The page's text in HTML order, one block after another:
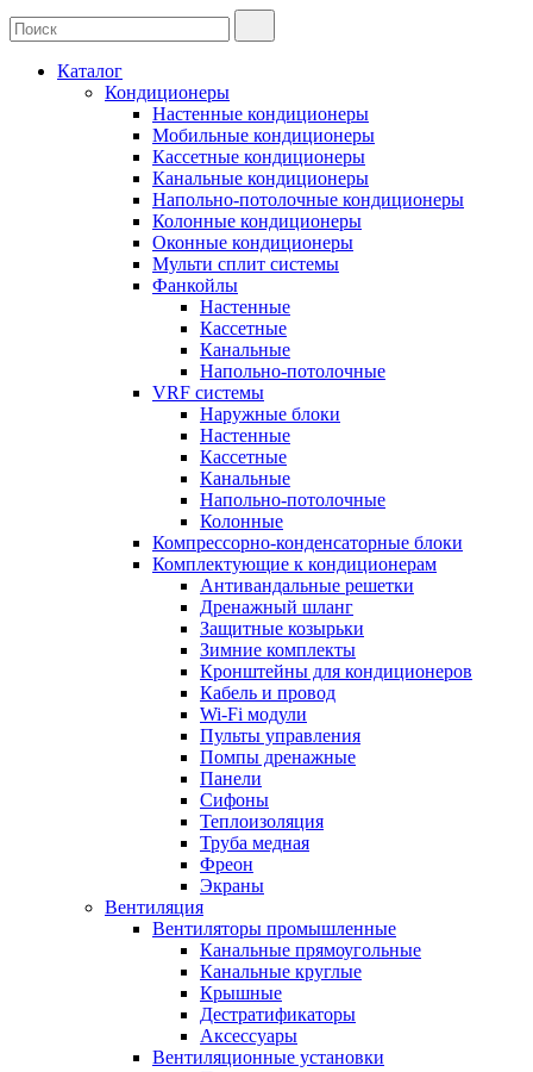
Каталог
Кондиционеры
Настенные кондиционеры
Мобильные кондиционеры
Кассетные кондиционеры
Канальные кондиционеры
Напольно-потолочные кондиционеры
Колонные кондиционеры
Оконные кондиционеры
Мульти сплит системы
Фанкойлы
Настенные
Кассетные
Канальные
Напольно-потолочные
VRF системы
Наружные блоки
Настенные
Кассетные
Канальные
Напольно-потолочные
Колонные
Компрессорно-конденсаторные блоки
Комплектующие к кондиционерам
Антивандальные решетки
Дренажный шланг
Защитные козырьки
Зимние комплекты
Кронштейны для кондиционеров
Кабель и провод
Wi-Fi модули
Пульты управления
Помпы дренажные
Панели
Сифоны
Теплоизоляция
Труба медная
Фреон
Экраны
Вентиляция
Вентиляторы промышленные
Канальные прямоугольные
Канальные круглые
Крышные
Дестратификаторы
Аксессуары
Вентиляционные установки